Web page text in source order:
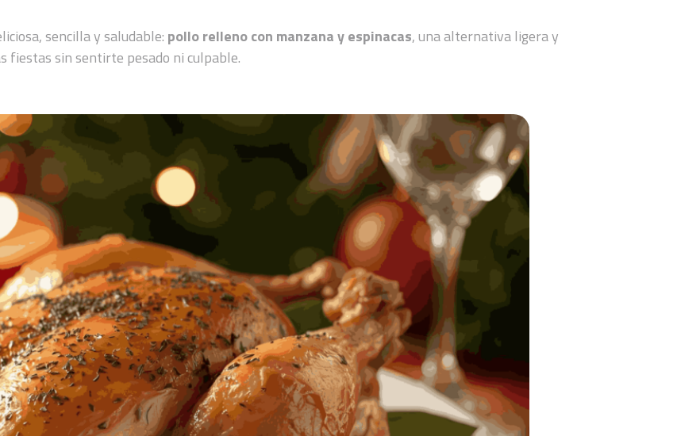
sencilla y saludable: pollo relleno con manzana y espinacas, una alternativa ligera y
sin sentirte pesado ni culpable.